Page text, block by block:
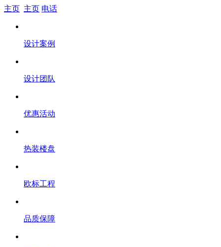
主页 主页 电话
设计案例
设计团队
优惠活动
热装楼盘
欧标工程
品质保障